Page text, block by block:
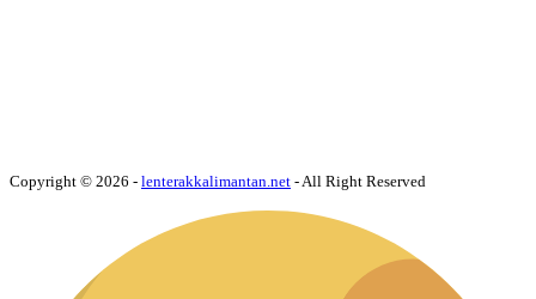
Copyright © 2026 - lenterakkalimantan.net - All Right Reserved